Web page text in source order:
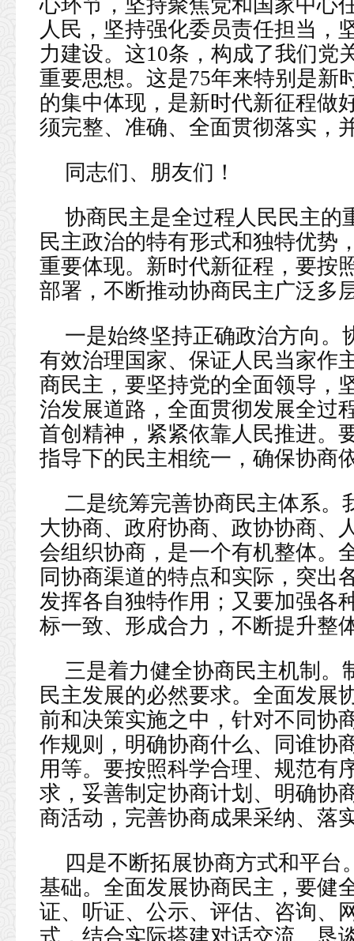
心环节，坚持聚焦党和国家中心
人民，坚持强化委员责任担当，
力建设。这10条，构成了我们党
重要思想。这是75年来特别是新
的集中体现，是新时代新征程做
须完整、准确、全面贯彻落实，
同志们、朋友们！
协商民主是全过程人民民主的
民主政治的特有形式和独特优势
重要体现。新时代新征程，要按
部署，不断推动协商民主广泛多
一是始终坚持正确政治方向。
有效治理国家、保证人民当家作
商民主，要坚持党的全面领导，
治发展道路，全面贯彻发展全过
首创精神，紧紧依靠人民推进。
指导下的民主相统一，确保协商
二是统筹完善协商民主体系。
大协商、政府协商、政协协商、
会组织协商，是一个有机整体。
同协商渠道的特点和实际，突出
发挥各自独特作用；又要加强各
标一致、形成合力，不断提升整
三是着力健全协商民主机制。
民主发展的必然要求。全面发展
前和决策实施之中，针对不同协
作规则，明确协商什么、同谁协
用等。要按照科学合理、规范有
求，妥善制定协商计划、明确协
商活动，完善协商成果采纳、落
四是不断拓展协商方式和平
基础。全面发展协商民主，要健
证、听证、公示、评估、咨询、